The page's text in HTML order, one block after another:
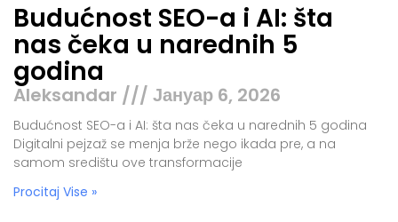
Budućnost SEO-a i AI: šta
nas čeka u narednih 5
godina
Aleksandar Јануар 6, 2026
Budućnost SEO-a i AI: šta nas čeka u narednih 5 godina
Digitalni pejzaž se menja brže nego ikada pre, a na
samom središtu ove transformacije
Procitaj Vise »